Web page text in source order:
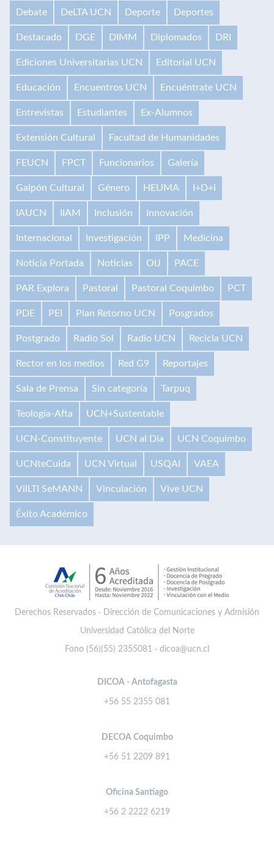
Debate DeLTA UCN Deporte Deportes
Destacado DGE DIMM Diplomados DRI
Ediciones Universitarias UCN Editorial UCN
Educación Encuentros UCN Encuéntrate UCN
Entrevistas Estudiantes Ex-Alumnos
Extensión Cultural Facultad de Humanidades
FEUCN FPCT Funcionarios Galería
Galpón Cultural Género HEUMA I+D+i
IAUCN IIAM Inclusión Innovación
Internacional Investigación IPP Medicina
Noticia Portada Noticias OIJ PACE
PAR Explora Pastoral Pastoral Coquimbo PCT
PDE PEI Plan Retorno UCN Posgrados
Postgrado Radio Sol Radio UCN Recicla UCN
Rector en los medios Red G9 Reportajes
Sala de Prensa Sin categoría Tarpuq
Teología-Afta UCN+Sustentable
UCN-Constituyente UCN al Día UCN Coquimbo
UCNteCuida UCN Virtual USQAI VAEA
VilLTI SeMANN Vinculación Vive UCN
Éxito Académico
Derechos Reservados · Dirección de Comunicaciones y Admisión
Universidad Católica del Norte
Fono (56)(55) 2355081 · dicoa@ucn.cl
DICOA - Antofagasta
+56 55 2355 081
DECOA Coquimbo
+56 51 2209 891
Oficina Santiago
+56 2 2222 6219